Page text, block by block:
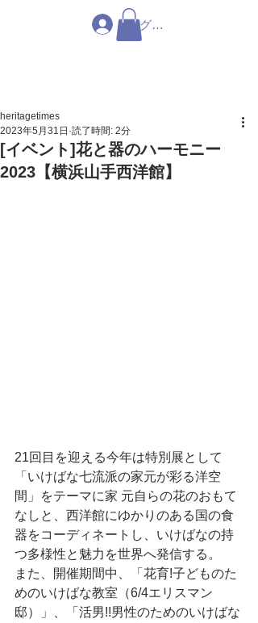
ログイン
[イベント]花と器のハーモニー
2023【横浜山手西洋館】
heritagetimes
2023年5月31日 読了時間: 2分
21回目を迎える今年は特別展として
「いけばな七流派の家元が彩る洋空
間」をテーマに家 元自らの花のおもて
なしと、西洋館にゆかりのある国の食
器をコーディネートし、いけばなの持
つ多様性と魅力を世界へ発信する。
また、開催期間中、「花育!子どものた
めのいけばな教室（6/4エリスマン
邸）」、「活男!!男性のためのいけばな